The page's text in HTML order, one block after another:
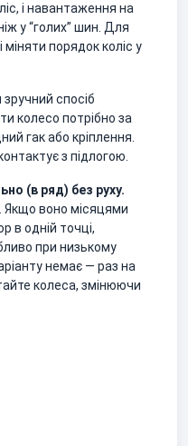
і навантаження на
у “голих” шин. Для
порядок коліс у
спосіб
колесо потрібно за
гак або кріплення.
з підлогою.
(в ряд) без руху.
Якщо воно місяцями
в одній точці,
при низькому
немає — раз на
колеса, змінюючи